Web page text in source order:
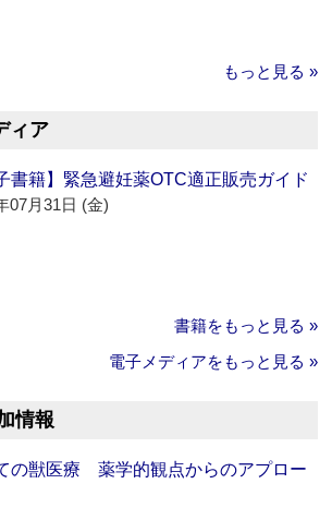
もっと見る »
ィア
書籍】緊急避妊薬OTC適正販売ガイド
07月31日 (金)
書籍をもっと見る »
電子メディアをもっと見る »
情報
の獣医療 薬学的観点からのアプロー